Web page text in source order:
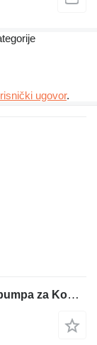
ugovor.
HSS pumpa 708-1H-00231 hidraulična pumpa za Komatsu D85EX-15 D85PX-15 D85EX-15EO D85PX-15EO bulldozer građevinskog stroja